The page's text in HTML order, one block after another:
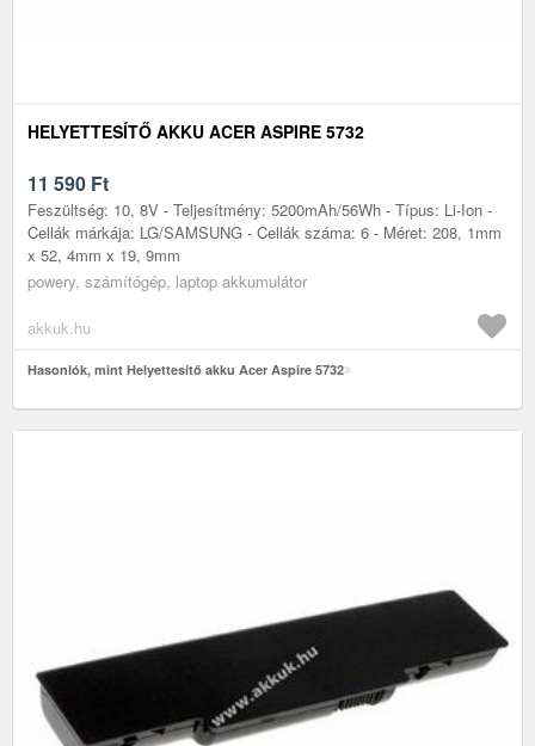
HELYETTESÍTŐ AKKU ACER ASPIRE 5732
11 590 Ft
Feszültség: 10, 8V - Teljesítmény: 5200mAh/56Wh - Típus: Li-Ion -
Cellák márkája: LG/SAMSUNG - Cellák száma: 6 - Méret: 208, 1mm
x 52, 4mm x 19, 9mm
powery, számítógép, laptop akkumulátor
akkuk.hu
Hasonlók, mint Helyettesítő akku Acer Aspire 5732